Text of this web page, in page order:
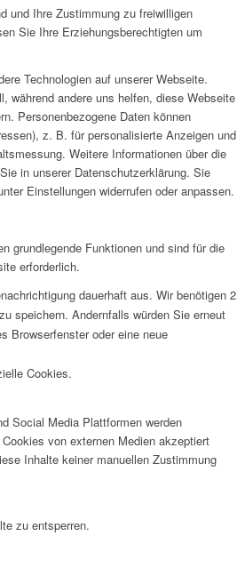
und Ihre Zustimmung zu freiwilligen
Sie Ihre Erziehungsberechtigten um
Technologien auf unserer Webseite.
während andere uns helfen, diese Webseite
Personenbezogene Daten können
z. B. für personalisierte Anzeigen und
Weitere Informationen über die
in unserer Datenschutzerklärung. Sie
Einstellungen widerrufen oder anpassen.
grundlegende Funktionen und sind für die
erforderlich.
dauerhaft aus. Wir benötigen 2
speichern. Andernfalls würden Sie erneut
Browserfenster oder eine neue
Cookies.
Social Media Plattformen werden
von externen Medien akzeptiert
Inhalte keiner manuellen Zustimmung
zu entsperren.